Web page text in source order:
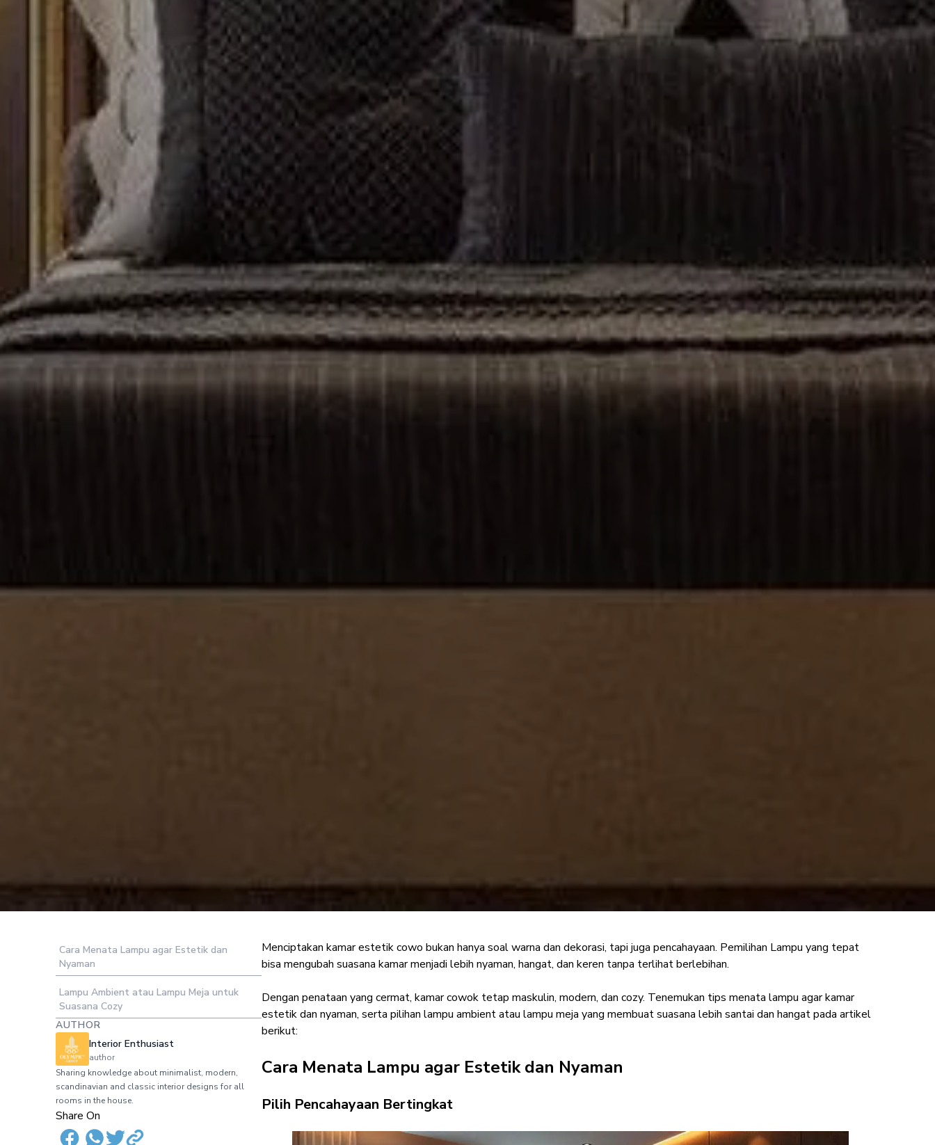
10 Inspirasi Lampu Kamar Estetik Cowo Modern,
Tampil Beda!
Cara Menata Lampu agar Estetik dan
Nyaman
Lampu Ambient atau Lampu Meja untuk
Suasana Cozy
AUTHOR
Interior Enthusiast
author
Sharing knowledge about minimalist, modern,
scandinavian and classic interior designs for all
rooms in the house.
Share On
Menciptakan kamar estetik cowo bukan hanya soal warna dan dekorasi, tapi juga pencahayaan. Pemilihan Lampu yang tepat
bisa mengubah suasana kamar menjadi lebih nyaman, hangat, dan keren tanpa terlihat berlebihan.
Dengan penataan yang cermat, kamar cowok tetap maskulin, modern, dan cozy. Tenemukan tips menata lampu agar kamar
estetik dan nyaman, serta pilihan lampu ambient atau lampu meja yang membuat suasana lebih santai dan hangat pada artikel
berikut:
Cara Menata Lampu agar Estetik dan Nyaman
Pilih Pencahayaan Bertingkat